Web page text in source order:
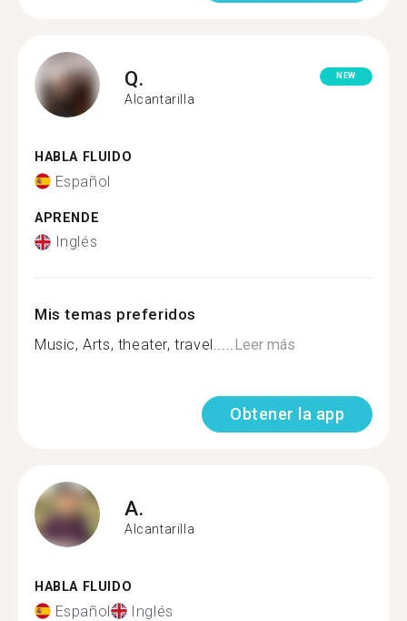
Q.
Alcantarilla
NEW
HABLA FLUIDO
Español
APRENDE
Inglés
Mis temas preferidos
Music, Arts, theater, travel.....Leer más
Obtener la app
A.
Alcantarilla
HABLA FLUIDO
Español Inglés